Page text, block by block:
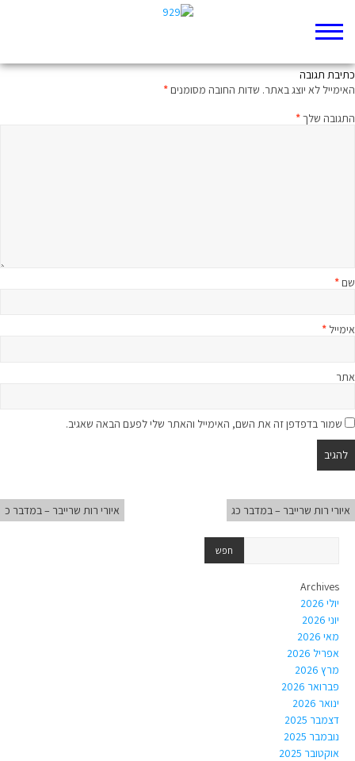
כתיבת תגובה
האימייל לא יוצג באתר. שדות החובה מסומנים*
התגובה שלך*
שם*
אימייל *
אתר
שמור בדפדפן זה את השם, האימייל והאתר שלי לפעם הבאה שאגיב.
איורי רות שרייבר – במדבר כג איורי רות שרייבר – במדבר כ
Archives
יולי 2026
יוני 2026
מאי 2026
אפריל 2026
מרץ 2026
פברואר 2026
ינואר 2026
דצמבר 2025
נובמבר 2025
אוקטובר 2025